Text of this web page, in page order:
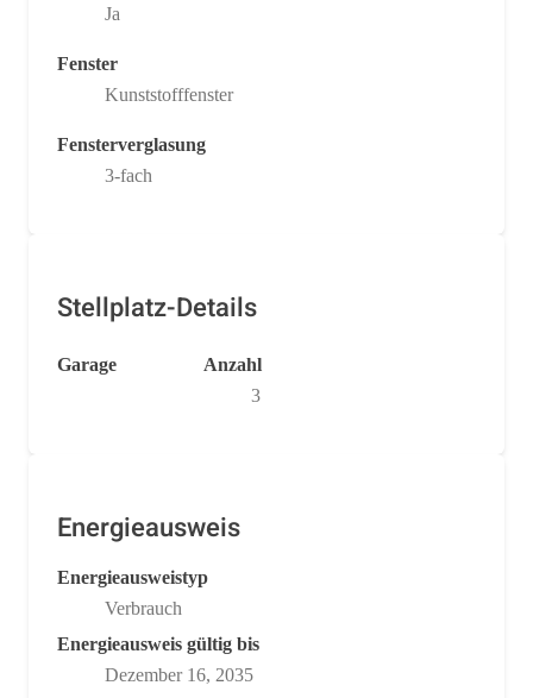
Ja
Fenster
Kunststofffenster
Fensterverglasung
3-fach
Stellplatz-Details
Garage
Anzahl
3
Energieausweis
Energieausweistyp
Verbrauch
Energieausweis gültig bis
Dezember 16, 2035